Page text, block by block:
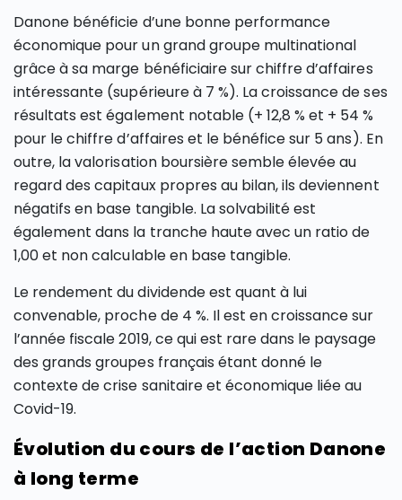
Danone bénéficie d’une bonne performance
économique pour un grand groupe multinational
grâce à sa marge bénéficiaire sur chiffre d’affaires
intéressante (supérieure à 7 %). La croissance de ses
résultats est également notable (+ 12,8 % et + 54 %
pour le chiffre d’affaires et le bénéfice sur 5 ans). En
outre, la valorisation boursière semble élevée au
regard des capitaux propres au bilan, ils deviennent
négatifs en base tangible. La solvabilité est
également dans la tranche haute avec un ratio de
1,00 et non calculable en base tangible.
Le rendement du dividende est quant à lui
convenable, proche de 4 %. Il est en croissance sur
l’année fiscale 2019, ce qui est rare dans le paysage
des grands groupes français étant donné le
contexte de crise sanitaire et économique liée au
Covid-19.
Évolution du cours de l’action Danone
à long terme